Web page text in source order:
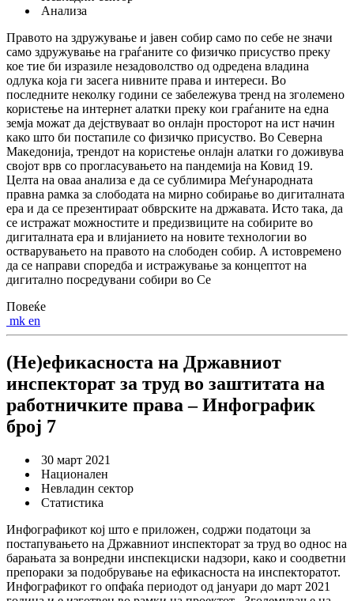
Анализа
Правото на здружување и јавен собир само по себе не значи
само здружување на граѓаните со физичко присуство преку
кое тие би изразиле незадоволство од одредена владина
одлука која ги засега нивните права и интереси. Во
последните неколку години се забележува тренд на зголеменo
користење на интернет алатки преку кои граѓаните на една
земја можат да дејствуваат во онлајн просторот на ист начин
како што би постапиле со физичко присуство. Во Северна
Македонија, трендот на користење онлајн алатки го доживува
својот врв со прогласувањето на пандемија на Ковид 19.
Целта на оваа анализа е да се сублимира Меѓународната
правна рамка за слободата на мирно собирање во дигиталната
ера и да се презентираат обврските на државата. Исто така, да
се истражат можностите и предизвиците на собирите во
дигиталната ера и влијанието на новите технологии во
остварувањето на правото на слободен собир. А истовремено
да се направи споредба и истражување за концептот на
дигитално посредувани собири во Се
Повеќе
mk en
(Не)ефикасноста на Државниот
инспекторат за труд во заштитата на
работничките права – Инфографик
број 7
30 март 2021
Национален
Невладин сектор
Статистика
Инфографикот кој што е приложен, содржи податоци за
постапувањето на Државниот инспекторат за труд во однос на
барањата за вонредни инспекциски надзори, како и соодветни
препораки за подобрување на ефикасноста на инспекторатот.
Инфографикот го опфаќа периодот од јануари до март 2021